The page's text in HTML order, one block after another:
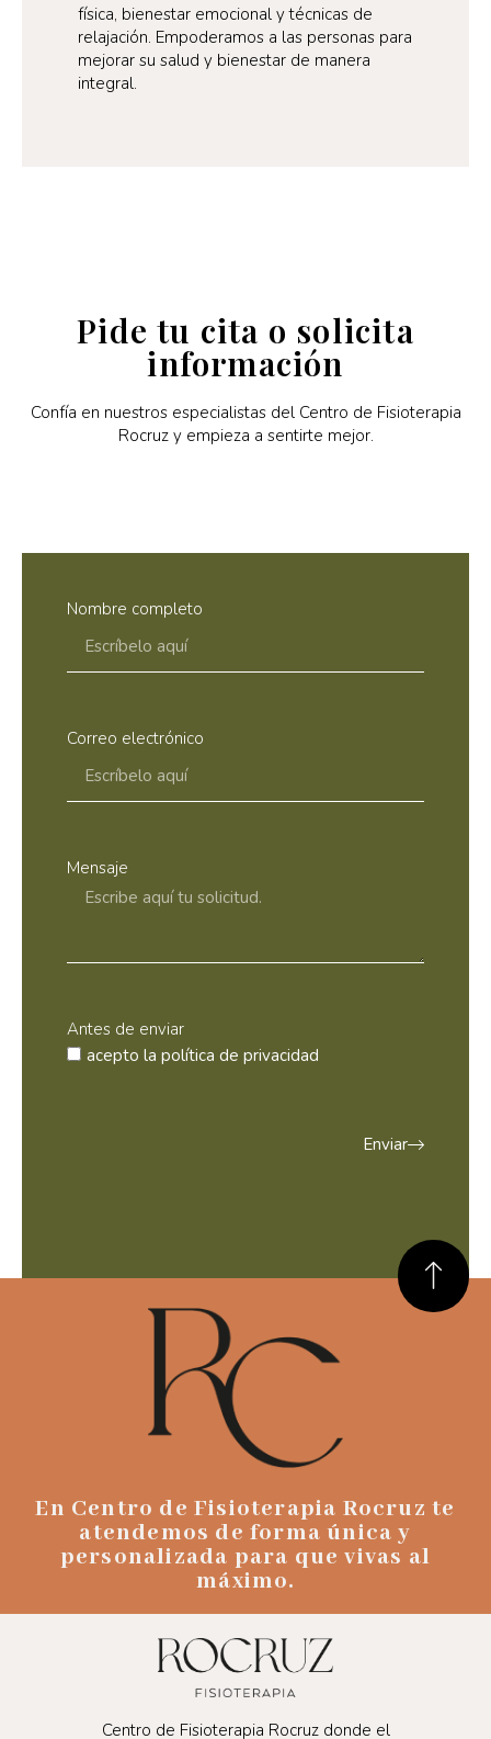
física, bienestar emocional y técnicas de
relajación. Empoderamos a las personas para
mejorar su salud y bienestar de manera
integral.
Pide tu cita o solicita
información
Confía en nuestros especialistas del Centro de Fisioterapia
Rocruz y empieza a sentirte mejor.​
Nombre completo
Correo electrónico
Mensaje
Antes de enviar
acepto la política de privacidad
Enviar
En Centro de Fisioterapia Rocruz te
atendemos de forma única y
personalizada para que vivas al
máximo.
Centro de Fisioterapia Rocruz donde el